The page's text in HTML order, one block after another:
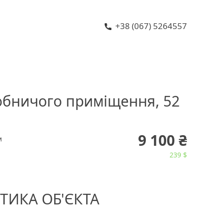
+38 (067) 5264557
приміщення, 52
9 100 ₴
239 $
ОБ'ЄКТА